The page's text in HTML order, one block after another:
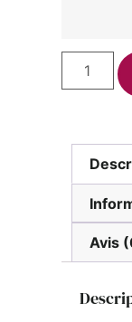
Avis